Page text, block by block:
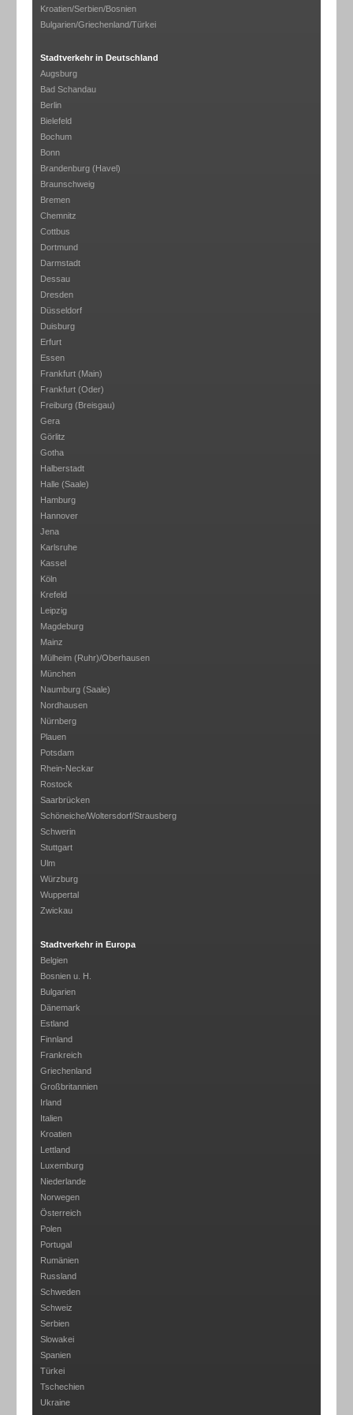
Kroatien/Serbien/Bosnien
Bulgarien/Griechenland/Türkei
Stadtverkehr in Deutschland
Augsburg
Bad Schandau
Berlin
Bielefeld
Bochum
Bonn
Brandenburg (Havel)
Braunschweig
Bremen
Chemnitz
Cottbus
Dortmund
Darmstadt
Dessau
Dresden
Düsseldorf
Duisburg
Erfurt
Essen
Frankfurt (Main)
Frankfurt (Oder)
Freiburg (Breisgau)
Gera
Görlitz
Gotha
Halberstadt
Halle (Saale)
Hamburg
Hannover
Jena
Karlsruhe
Kassel
Köln
Krefeld
Leipzig
Magdeburg
Mainz
Mülheim (Ruhr)/Oberhausen
München
Naumburg (Saale)
Nordhausen
Nürnberg
Plauen
Potsdam
Rhein-Neckar
Rostock
Saarbrücken
Schöneiche/Woltersdorf/Strausberg
Schwerin
Stuttgart
Ulm
Würzburg
Wuppertal
Zwickau
Stadtverkehr in Europa
Belgien
Bosnien u. H.
Bulgarien
Dänemark
Estland
Finnland
Frankreich
Griechenland
Großbritannien
Irland
Italien
Kroatien
Lettland
Luxemburg
Niederlande
Norwegen
Österreich
Polen
Portugal
Rumänien
Russland
Schweden
Schweiz
Serbien
Slowakei
Spanien
Türkei
Tschechien
Ukraine